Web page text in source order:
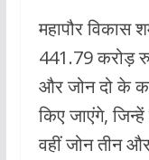
महापौर विकास
441.79 करोड़
और जोन दो के
किए जाएंगे,
वहीं जोन तीन